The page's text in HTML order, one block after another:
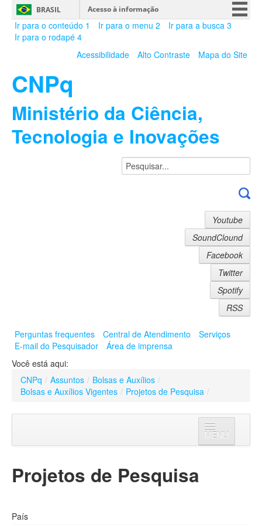
BRASIL
Acesso à informação
CORONAVÍRUS (COVID-19)
Ir para o conteúdo 1 Ir para o menu 2 Ir para a busca 3
Ir para o rodapé 4
Acessibilidade
Alto Contraste Mapa do Site
CNPq
Ministério da Ciência,
Tecnologia e Inovações
Youtube
SoundClound
Facebook
Twitter
Spotify
RSS
Perguntas frequentes Central de Atendimento
Serviços
E-mail do Pesquisador
Área de imprensa
Você está aqui:
CNPq / Assuntos / Bolsas e Auxílios /
Bolsas e Auxílios Vigentes / Projetos de Pesquisa /
MENU
Institucional
Bolsas e Auxílios
Projetos de Pesquisa
País